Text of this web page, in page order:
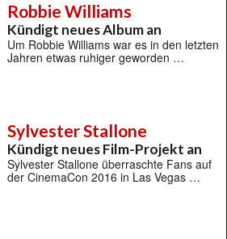
Robbie Williams
Kündigt neues Album an
Um Robbie Williams war es in den letzten
Jahren etwas ruhiger geworden …
Sylvester Stallone
Kündigt neues Film-Projekt an
Sylvester Stallone überraschte Fans auf
der CinemaCon 2016 in Las Vegas …